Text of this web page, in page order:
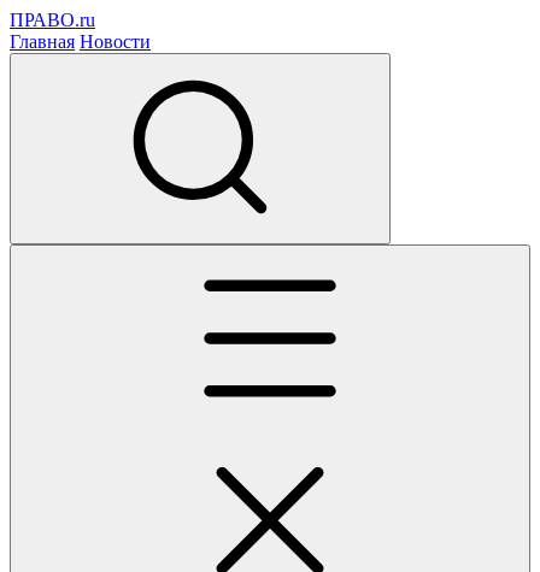
ПРАВО.ru
Главная Новости